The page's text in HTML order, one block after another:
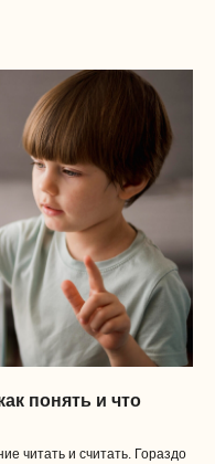
понять и что
читать и считать. Гораздо